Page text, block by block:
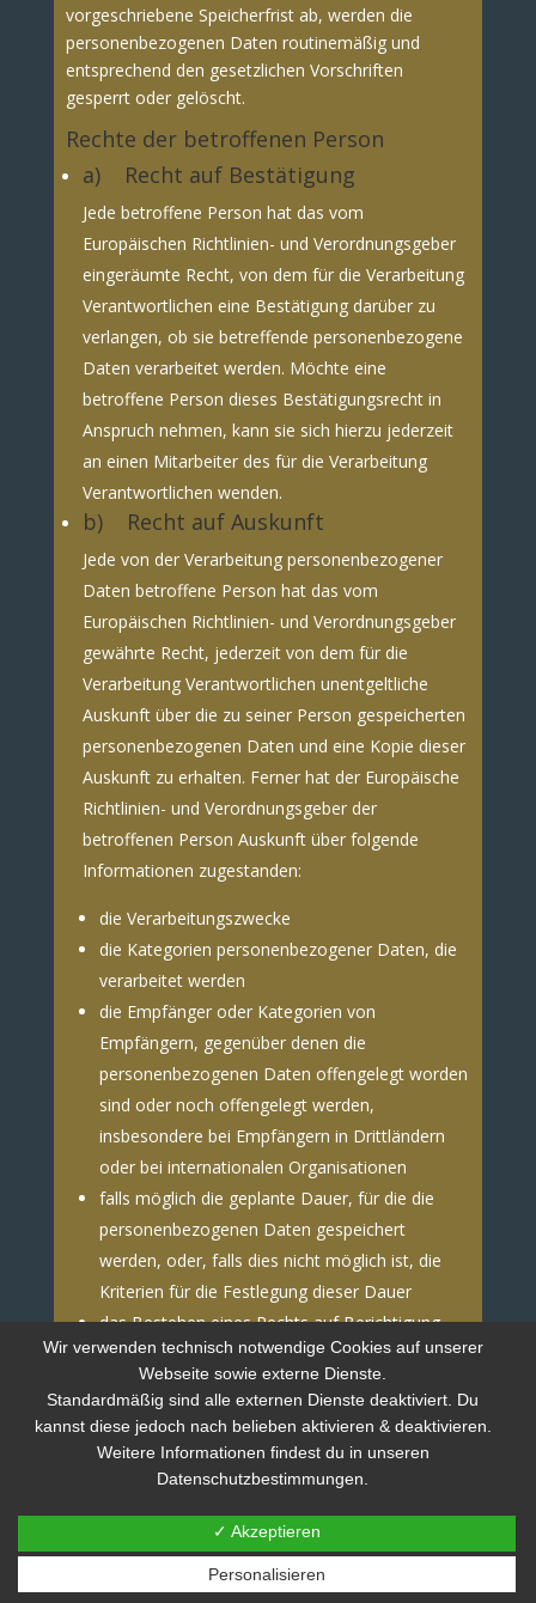
vorgeschriebene Speicherfrist ab, werden die
personenbezogenen Daten routinemäßig und
entsprechend den gesetzlichen Vorschriften
gesperrt oder gelöscht.
Rechte der betroffenen Person
a) Recht auf Bestätigung
Jede betroffene Person hat das vom
Europäischen Richtlinien- und Verordnungsgeber
eingeräumte Recht, von dem für die Verarbeitung
Verantwortlichen eine Bestätigung darüber zu
verlangen, ob sie betreffende personenbezogene
Daten verarbeitet werden. Möchte eine
betroffene Person dieses Bestätigungsrecht in
Anspruch nehmen, kann sie sich hierzu jederzeit
an einen Mitarbeiter des für die Verarbeitung
Verantwortlichen wenden.
b) Recht auf Auskunft
Jede von der Verarbeitung personenbezogener
Daten betroffene Person hat das vom
Europäischen Richtlinien- und Verordnungsgeber
gewährte Recht, jederzeit von dem für die
Verarbeitung Verantwortlichen unentgeltliche
Auskunft über die zu seiner Person gespeicherten
personenbezogenen Daten und eine Kopie dieser
Auskunft zu erhalten. Ferner hat der Europäische
Richtlinien- und Verordnungsgeber der
betroffenen Person Auskunft über folgende
Informationen zugestanden:
die Verarbeitungszwecke
die Kategorien personenbezogener Daten, die
verarbeitet werden
die Empfänger oder Kategorien von
Empfängern, gegenüber denen die
personenbezogenen Daten offengelegt worden
sind oder noch offengelegt werden,
insbesondere bei Empfängern in Drittländern
oder bei internationalen Organisationen
falls möglich die geplante Dauer, für die die
personenbezogenen Daten gespeichert
werden, oder, falls dies nicht möglich ist, die
Kriterien für die Festlegung dieser Dauer
das Bestehen eines Rechts auf Berichtigung
oder Löschung der sie betreffenden
personenbezogenen Daten oder auf
Einschränkung der Verarbeitung durch den
Verantwortlichen oder eines
Widerspruchsrechts gegen diese Verarbeitung
Aufsichtsbehörde
wenn die personenbezogenen Daten nicht bei
Wir verwenden technisch notwendige Cookies auf unserer
Webseite sowie externe Dienste.
Standardmäßig sind alle externen Dienste deaktiviert. Du
kannst diese jedoch nach belieben aktivieren & deaktivieren.
Weitere Informationen findest du in unseren
Datenschutzbestimmungen.
✓ Akzeptieren
Personalisieren